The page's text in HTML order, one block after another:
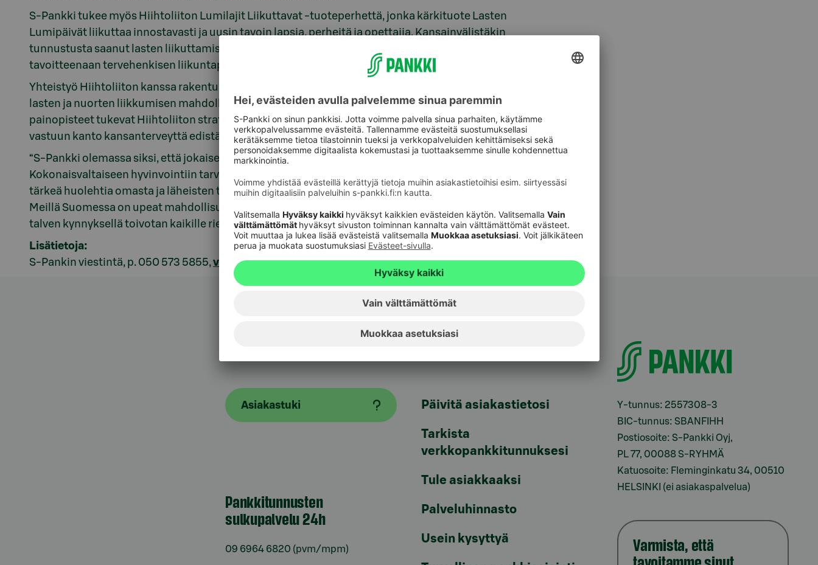
S-Pankki tukee myös Hiihtoliiton Lumilajit Liikuttavat -tuoteperhettä, jonka kärkituote Lasten
Lumipäivät liikuttaa innostavasti ja uusin tavoin lapsia, perheitä ja opettajia. Kansainvälistäkin
tunnustusta saanut lasten liikuttamisohjelma kiertää vuosittain noin 30 paikkakuntaa Suomessa,
tavoitteenaan tervehenkisen liikuntapohjan rakentaminen varhaisessa iässä taustaan katsomatta.
Yhteistyö Hiihtoliiton kanssa rakentuu laajaan, arvopohjaiseen yhteistyöhön, jossa keskiössä on
lasten ja nuorten liikkumisen mahdollistaminen tulevaisuudesta vastuuta kantaen. Yhteistyön
painopisteet tukevat Hiihtoliiton strategiaa, jossa huippu-urheilun ohella korostuu sosiaalisen
vastuun kanto kansanterveyttä edistämällä.
“S-Pankki olemassa siksi, että jokaisella olisi mahdollisuus vähän rahakkaampaan huomiseen.
Kokonaisvaltaiseen hyvinvointiin tarvitaan oman talouden hallinnan lisäksi muutakin. Siksi on
tärkeä huolehtia omasta ja läheisten terveydestä, jossa merkittävä tekijä on säännöllinen liikunta.
Meillä Suomessa on upeat mahdollisuudet harrastaa liikuntaa neljänä eri vuodenaikana, ja näin
talven kynnyksellä toivotan kaikille riemukkaita hetkiä lumilajien parissa”, Porkka sanoo.
Lisätietoja:
S-Pankin viestintä, p. 050 573 5855,viestinta@s-pankki.fi
Asiakastuki
Pankkitunnusten
sulkupalvelu 24h
09 6964 6820 (pvm/mpm)
Päivitä asiakastietosi
Tarkista
verkkopankkitunnuksesi
Tule asiakkaaksi
Palveluhinnasto
Usein kysyttyä
Y-tunnus: 2557308-3
BIC-tunnus: SBANFIHH
Postiosoite: S-Pankki Oyj,
PL 77, 00088 S-RYHMÄ
Katuosoite: Fleminginkatu 34, 00510
HELSINKI (ei asiakaspalvelua)
Varmista, että